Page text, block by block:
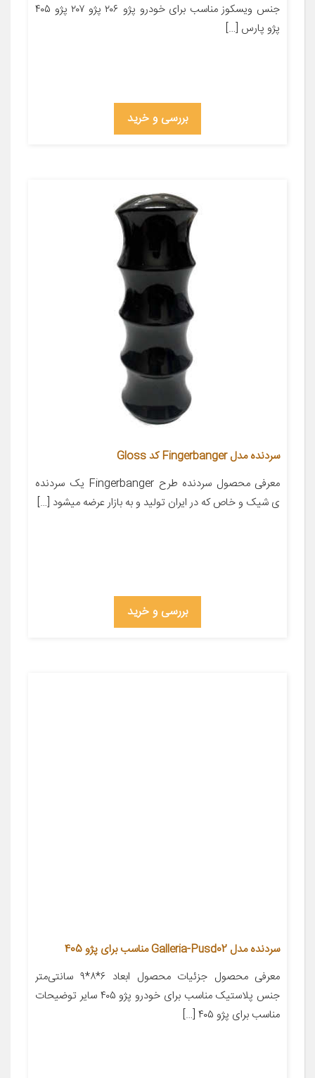
جنس ویسکوز مناسب برای خودرو پژو ۲۰۶ پژو ۲۰۷ پژو ۴۰۵
پژو پارس […]
بررسی و خرید
سردنده مدل Fingerbanger کد Gloss
معرفی محصول سردنده طرح Fingerbanger یک سردنده
ی شیک و خاص که در ایران تولید و به بازار عرضه میشود […]
بررسی و خرید
سردنده مدل Galleria-Pusd02 مناسب برای پژو 405
معرفی محصول جزئیات محصول ابعاد ۶*۸*۹ سانتی‌متر
جنس پلاستیک مناسب برای خودرو پژو ۴۰۵ سایر توضیحات
مناسب برای پژو ۴۰۵ […]